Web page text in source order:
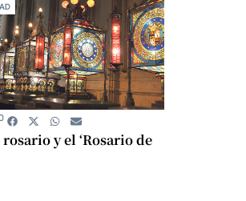
y el ‘Rosario de